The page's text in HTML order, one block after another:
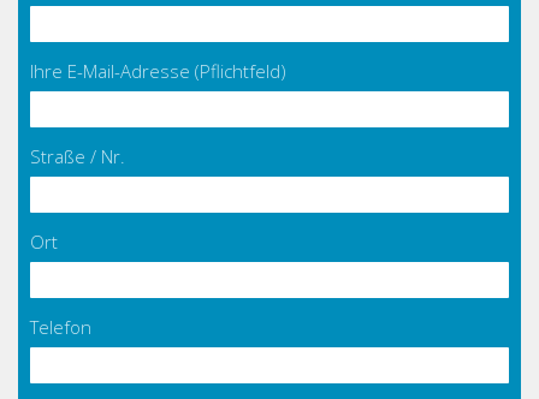
Ihre E-Mail-Adresse (Pflichtfeld)
Straße / Nr.
Ort
Telefon